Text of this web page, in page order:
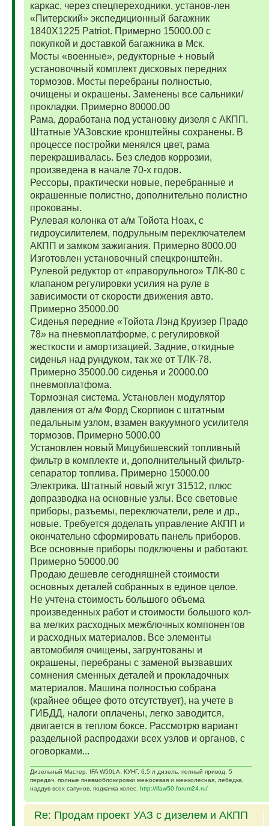
каркас, через спецпереходники, установ-лен
«Питерский» экспедиционный багажник
1840Х1225 Patriot. Примерно 15000.00 с
покупкой и доставкой багажника в Мск.
Мосты «военные», редукторные + новый
установочный комплект дисковых передних
тормозов. Мосты перебраны полностью,
очищены и окрашены. Заменены все сальники/
прокладки. Примерно 80000.00
Рама, доработана под установку дизеля с АКПП.
Штатные УАЗовские кронштейны сохранены. В
процессе постройки менялся цвет, рама
перекрашивалась. Без следов коррозии,
произведена в начале 70-х годов.
Рессоры, практически новые, перебранные и
окрашенные полистно, дополнительно полистно
прокованы.
Рулевая колонка от а/м Тойота Ноах, с
гидроусилителем, подрульным переключателем
АКПП и замком зажигания. Примерно 8000.00
Изготовлен установочный спецкронштейн.
Рулевой редуктор от «праворульного» ТЛК-80 с
клапаном регулировки усилия на руле в
зависимости от скорости движения авто.
Примерно 35000.00
Сиденья передние «Тойота Лэнд Круизер Прадо
78» на пневмоплатформе, с регулировкой
жесткости и амортизацией. Задние, откидные
сиденья над рундуком, так же от ТЛК-78.
Примерно 35000.00 сиденья и 20000.00
пневмоплатфома.
Тормозная система. Установлен модулятор
давления от а/м Форд Скорпион с штатным
педальным узлом, взамен вакуумного усилителя
тормозов. Примерно 5000.00
Установлен новый Мицубишевский топливный
фильтр в комплекте и, дополнительный фильтр-
сепаратор топлива. Примерно 15000.00
Электрика. Штатный новый жгут 31512, плюс
допразводка на основные узлы. Все световые
приборы, разъемы, переключатели, реле и др.,
новые. Требуется доделать управление АКПП и
окончательно сформировать панель приборов.
Все основные приборы подключены и работают.
Примерно 50000.00
Продаю дешевле сегодняшней стоимости
основных деталей собранных в единое целое.
Не учтена стоимость большого объема
произведенных работ и стоимости большого кол-
ва мелких расходных межблочных компонентов
и расходных материалов. Все элементы
автомобиля очищены, загрунтованы и
окрашены, перебраны с заменой вызвавших
сомнения сменных деталей и прокладочных
материалов. Машина полностью собрана
(крайнее общее фото отсутствует), на учете в
ГИБДД, налоги оплачены, легко заводится,
двигается в теплом боксе. Рассмотрю вариант
раздельной распродажи всех узлов и органов, с
оговорками...
Дизельный Мастер. IFA W50LA, КУНГ, 6,5 л дизель, полный привод, 5
передач, полные пневмоблокировки межосевая и межколесная, лебедка,
наддув всех сапунов, подкачка колес. http://ifaw50.forum24.ru/
Re: Продам проект УАЗ с дизелем и АКПП